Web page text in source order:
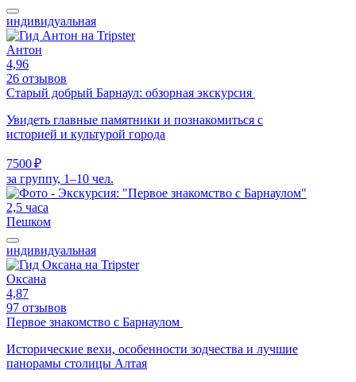
индивидуальная
Антон
4,96
26 отзывов
Старый добрый Барнаул: обзорная экскурсия
Увидеть главные памятники и познакомиться с
историей и культурой города
7500 ₽
за группу, 1–10 чел.
2,5 часа
Пешком
индивидуальная
Оксана
4,87
97 отзывов
Первое знакомство с Барнаулом
Исторические вехи, особенности зодчества и лучшие
панорамы столицы Алтая